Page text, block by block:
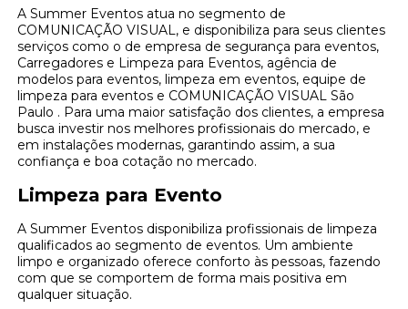
A Summer Eventos atua no segmento de
COMUNICAÇÃO VISUAL, e disponibiliza para seus clientes
serviços como o de empresa de segurança para eventos,
Carregadores e Limpeza para Eventos, agência de
modelos para eventos, limpeza em eventos, equipe de
limpeza para eventos e COMUNICAÇÃO VISUAL São
Paulo . Para uma maior satisfação dos clientes, a empresa
busca investir nos melhores profissionais do mercado, e
em instalações modernas, garantindo assim, a sua
confiança e boa cotação no mercado.
Limpeza para Evento
A Summer Eventos disponibiliza profissionais de limpeza
qualificados ao segmento de eventos. Um ambiente
limpo e organizado oferece conforto às pessoas, fazendo
com que se comportem de forma mais positiva em
qualquer situação.